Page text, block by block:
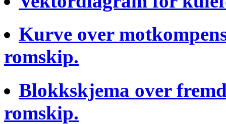
Kurve over
romskip.
Blokkskjema over
romskip.